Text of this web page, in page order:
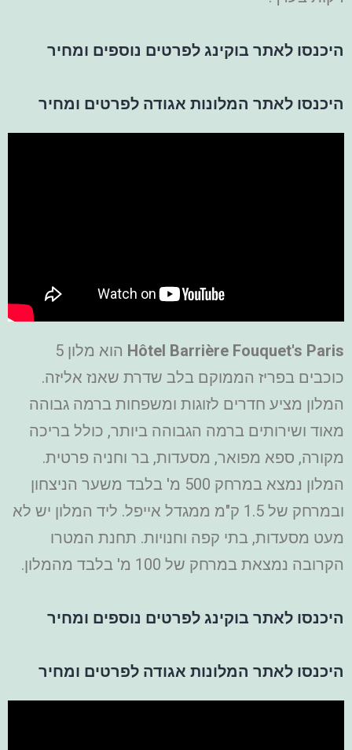
היכנסו לאתר בוקינג לפרטים נוספים ומחיר
היכנסו לאתר המלונות אגודה לפרטים ומחיר
Hôtel Barrière Fouquet's Paris
הוא מלון 5
כוכבים בפריז הממוקם בלב שדרת שאנז אליזה.
המלון מציע חדרים לזוגות ומשפחות ברמה גבוהה
מאוד ושירותים ברמה הגבוהה ביותר, כולל בריכה
מקורה, ספא מפואר, מסעדות, בר וחניה פרטית.
המלון נמצא במרחק 500 מ' בלבד משער הניצחון
ובמרחק של 1.5 ק"מ ממגדל אייפל. ליד המלון יש לא
מעט מסעדות, בתי קפה וחנויות. תחנת המטרו
הקרובה נמצאת במרחק של 100 מ' בלבד מהמלון.
היכנסו לאתר בוקינג לפרטים נוספים ומחיר
היכנסו לאתר המלונות אגודה לפרטים ומחיר